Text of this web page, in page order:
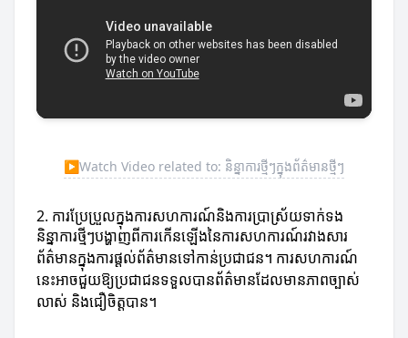
▶Watch Video related to: និន្នាការថ្មីៗក្នុងព័ត៌មានថ្មីៗ
2. ការប្រែប្រួលក្នុងការសហការណ៍និងការប្រាស្រ័យទាក់ទង
និន្នាការថ្មីៗបង្ហាញពីការកើនឡើងនៃការសហការណ៍រវាងសារ
ព័ត៌មានក្នុងការផ្ដល់ព័ត៌មានទៅកាន់ប្រជាជន។ ការសហការណ៍
នេះអាចជួយឱ្យប្រជាជនទទួលបានព័ត៌មានដែលមានភាពច្បាស់
លាស់ និងជឿចិត្តបាន។